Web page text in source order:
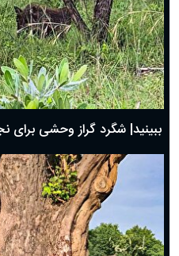
ببینید| شگرد گراز وحشی برای